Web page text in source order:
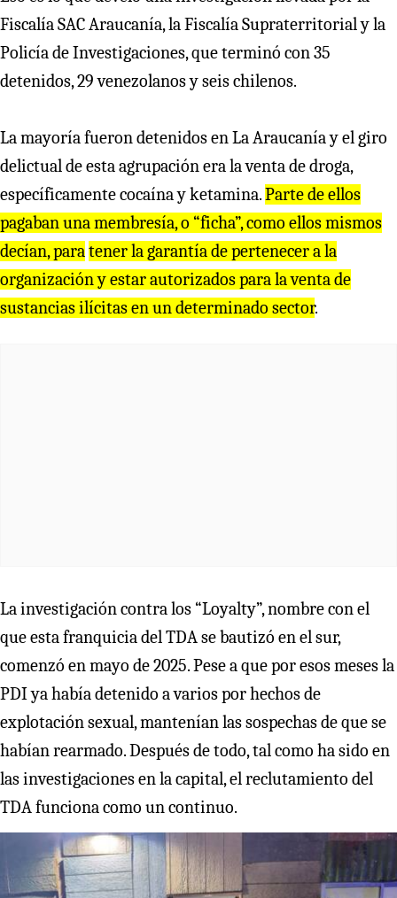
Fiscalía SAC Araucanía, la Fiscalía Supraterritorial y la
Policía de Investigaciones, que terminó con 35
detenidos, 29 venezolanos y seis chilenos.
La mayoría fueron detenidos en La Araucanía y el giro
delictual de esta agrupación era la venta de droga,
específicamente cocaína y ketamina.Parte de ellos
pagaban una membresía, o “ficha”, como ellos mismos
decían, paratener la garantía de pertenecer a la
organización y estar autorizados para la venta de
sustancias ilícitas en un determinado sector.
La investigación contra los “Loyalty”, nombre con el
que esta franquicia del TDA se bautizó en el sur,
comenzó en mayo de 2025. Pese a que por esos meses la
PDI ya había detenido a varios por hechos de
explotación sexual, mantenían las sospechas de que se
habían rearmado. Después de todo, tal como ha sido en
las investigaciones en la capital, el reclutamiento del
TDA funciona como un continuo.